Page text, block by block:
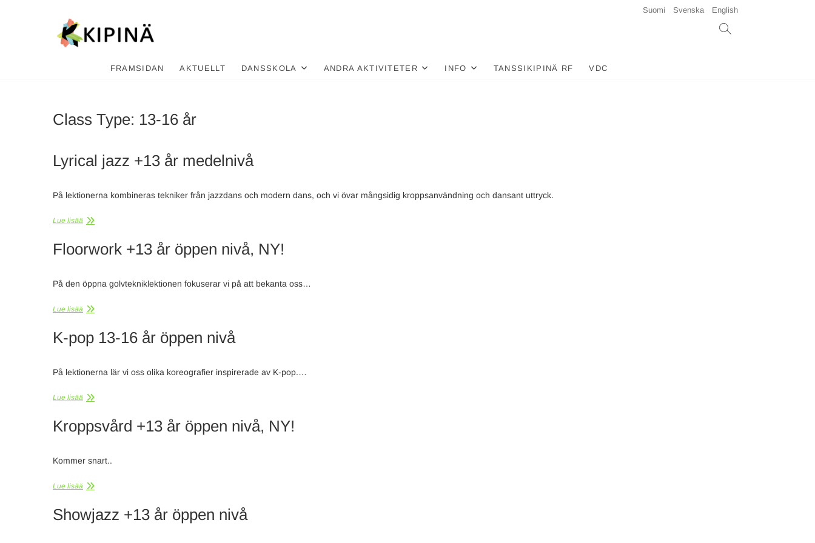
Suomi Svenska English
FRAMSIDAN AKTUELLT DANSSKOLA ANDRA AKTIVITETER INFO TANSSIKIPINÄ RF VDC
Class Type: 13-16 år
Lyrical jazz +13 år medelnivå
På lektionerna kombineras tekniker från jazzdans och modern dans, och vi övar mångsidig kroppsanvändning och dansant uttryck.
Lue lisää
Floorwork +13 år öppen nivå, NY!
På den öppna golvtekniklektionen fokuserar vi på att bekanta oss…
Lue lisää
K-pop 13-16 år öppen nivå
På lektionerna lär vi oss olika koreografier inspirerade av K-pop.…
Lue lisää
Kroppsvård +13 år öppen nivå, NY!
Kommer snart..
Lue lisää
Showjazz +13 år öppen nivå